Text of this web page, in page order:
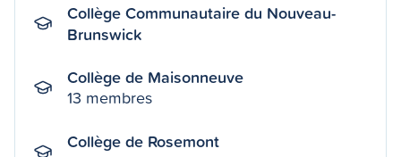
Collège Communautaire du Nouveau-
Brunswick
Collège de Maisonneuve
13 membres
Collège de Rosemont